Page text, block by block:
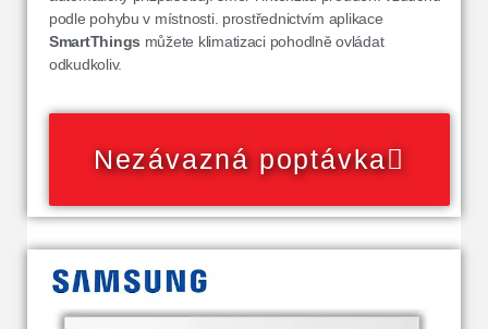
podle pohybu v místnosti. prostřednictvím aplikace
SmartThings můžete klimatizaci pohodlně ovládat
odkudkoliv.
Nezávazná poptávka